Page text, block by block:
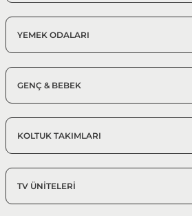
YEMEK ODALARI
GENÇ & BEBEK
KOLTUK TAKIMLARI
TV ÜNİTELERİ